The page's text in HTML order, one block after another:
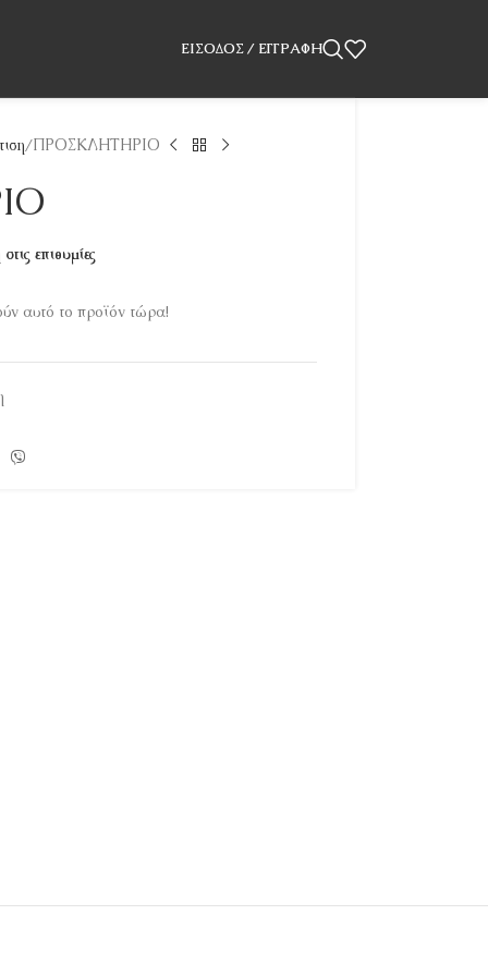
ΕΊΣΟΔΟΣ / ΕΓΓΡΑΦΉ
ΠΡΟΣΚΛΗΤΗΡΙΟ
επιθυμίες
αυτό το προϊόν τώρα!